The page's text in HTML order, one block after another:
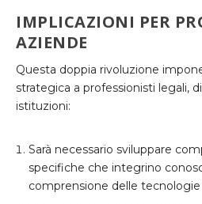
IMPLICAZIONI PER
AZIENDE
Questa doppia rivoluzione
strategica a professionisti legali,
istituzioni:
Sarà necessario sviluppare
specifiche che integrino
comprensione delle